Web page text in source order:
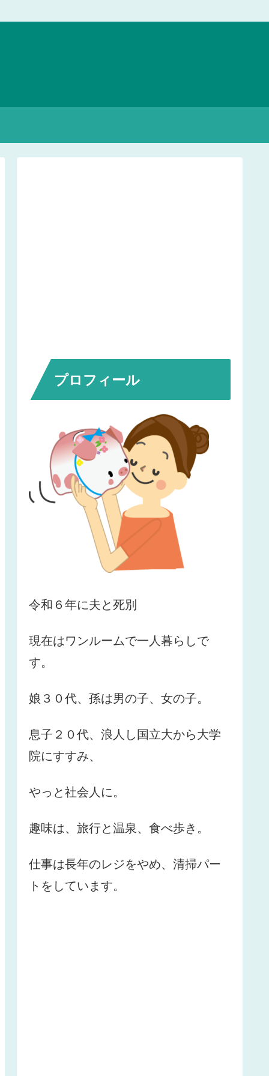
プロフィール
令和６年に夫と死別
現在はワンルームで一人暮らしで
す。
娘３０代、孫は男の子、女の子。
息子２０代、浪人し国立大から大学
院にすすみ、
やっと社会人に。
趣味は、旅行と温泉、食べ歩き。
仕事は長年のレジをやめ、清掃パー
トをしています。